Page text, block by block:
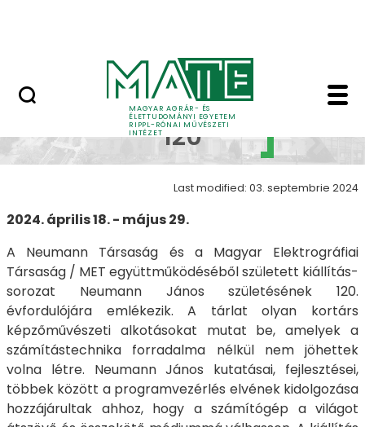
MAGYAR AGRÁR- ÉS
ÉLETTUDOMÁNYI EGYETEM
RIPPL-RÓNAI MŰVÉSZETI
INTÉZET
Neumann 120 -
Neumann
120
Last modified: 03. septembrie 2024
2024. április 18. - május 29.
A Neumann Társaság és a Magyar Elektrográfiai
Társaság / MET együttműködéséből született kiállítás-
sorozat Neumann János születésének 120.
évfordulójára emlékezik. A tárlat olyan kortárs
képzőművészeti alkotásokat mutat be, amelyek a
számítástechnika forradalma nélkül nem jöhettek
volna létre. Neumann János kutatásai, fejlesztései,
többek között a programvezérlés elvének kidolgozása
hozzájárultak ahhoz, hogy a számítógép a világot